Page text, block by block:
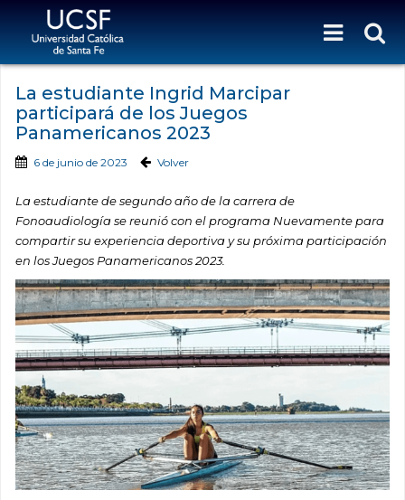
La estudiante Ingrid Marcipar
participará de los Juegos
Panamericanos 2023
6 de junio de 2023 Volver
La estudiante de segundo año de la carrera de
Fonoaudiología se reunió con el programa Nuevamente para
compartir su experiencia deportiva y su próxima participación
en los Juegos Panamericanos 2023.